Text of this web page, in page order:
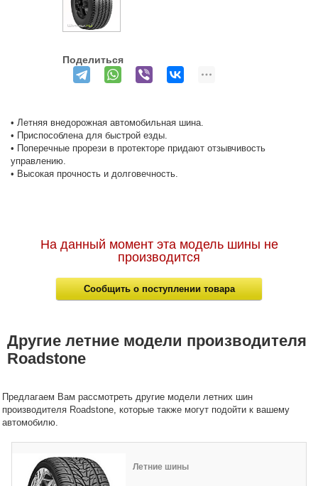
Поделиться
• Летняя внедорожная автомобильная шина.
• Приспособлена для быстрой езды.
• Поперечные прорези в протекторе придают отзывчивость
управлению.
• Высокая прочность и долговечность.
На данный момент эта модель шины не
производится
Сообщить о поступлении товара
Другие летние модели производителя
Roadstone
Предлагаем Вам рассмотреть другие модели летних шин
производителя Roadstone, которые также могут подойти к вашему
автомобилю.
Летние шины